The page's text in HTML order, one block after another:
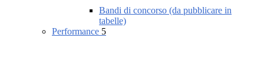
Bandi di concorso (da pubblicare in
tabelle)
Performance 5